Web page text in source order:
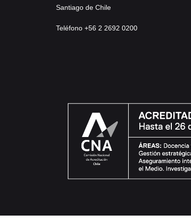
Santiago de Chile
Teléfono +56 2 2692 0200